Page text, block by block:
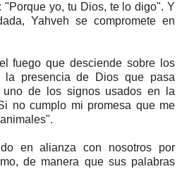
"Porque yo, tu Dios, te lo digo". Y
Yahveh se compromete en
fuego que desciende sobre los
la presencia de Dios que pasa
uno de los signos usados en la
no cumplo mi promesa que me
en alianza con nosotros por
de manera que sus palabras